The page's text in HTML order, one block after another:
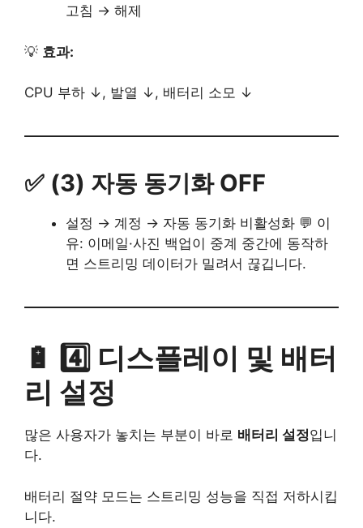
고침 → 해제
💡 효과:
CPU 부하 ↓, 발열 ↓, 배터리 소모 ↓
✅ (3) 자동 동기화 OFF
설정 → 계정 → 자동 동기화 비활성화 💬 이
유: 이메일·사진 백업이 중계 중간에 동작하
면 스트리밍 데이터가 밀려서 끊깁니다.
🔋 4️⃣ 디스플레이 및 배터
리 설정
많은 사용자가 놓치는 부분이 바로 배터리 설정입니
다.
배터리 절약 모드는 스트리밍 성능을 직접 저하시킵
니다.